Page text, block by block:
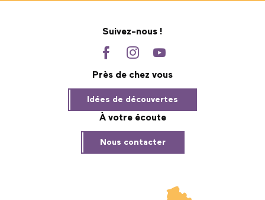
Suivez-nous !
Près de chez vous
Idées de découvertes
À votre écoute
Nous contacter